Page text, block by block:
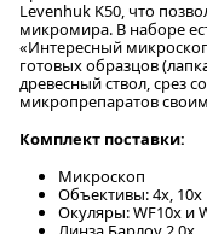
Levenhuk K50, что
микромира. В наборе
«Интересный
готовых образцов
древесный ствол, срез
микропрепаратов
Комплект поставки:
Микроскоп
Объективы: 4х, 10х
Окуляры: WF10х и